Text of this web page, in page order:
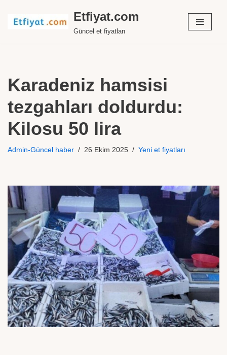
İçeriğe
Etfiyat.com
Güncel et fiyatları
Karadeniz hamsisi
tezgahları doldurdu:
Kilosu 50 lira
Admin-Güncel haber 26 Ekim 2025 Yeni et fiyatları